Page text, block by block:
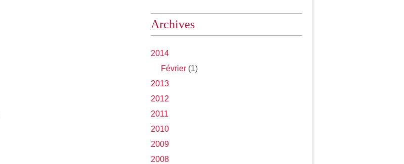
Archives
2014
Février (1)
2013
2012
2011
2010
2009
2008